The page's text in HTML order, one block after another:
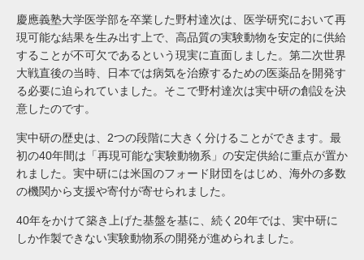
慶應義塾大学医学部を卒業した野村達次は、医学研究において再
現可能な結果を生み出す上で、高品質の実験動物を安定的に供給
することが不可欠であるという現実に直面しました。第二次世界
大戦直後の当時、日本では病気を治療するための医薬品を開発す
る必要に迫られていました。そこで野村達次は実中研の創設を決
意したのです。
実中研の歴史は、2つの段階に大きく分けることができます。最
初の40年間は「再現可能な実験動物系」の安定供給に重点が置か
れました。実中研には米国のフォード財団をはじめ、海外の多数
の機関から支援や寄付が寄せられました。
40年をかけて築き上げた基盤を基に、続く20年では、実中研に
しか作製できない実験動物系の開発が進められました。